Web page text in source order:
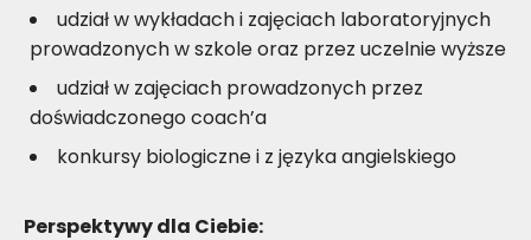
udział w wykładach i zajęciach laboratoryjnych
prowadzonych w szkole oraz przez uczelnie wyższe
udział w zajęciach prowadzonych przez
doświadczonego coach’a
konkursy biologiczne i z języka angielskiego
Perspektywy dla Ciebie: